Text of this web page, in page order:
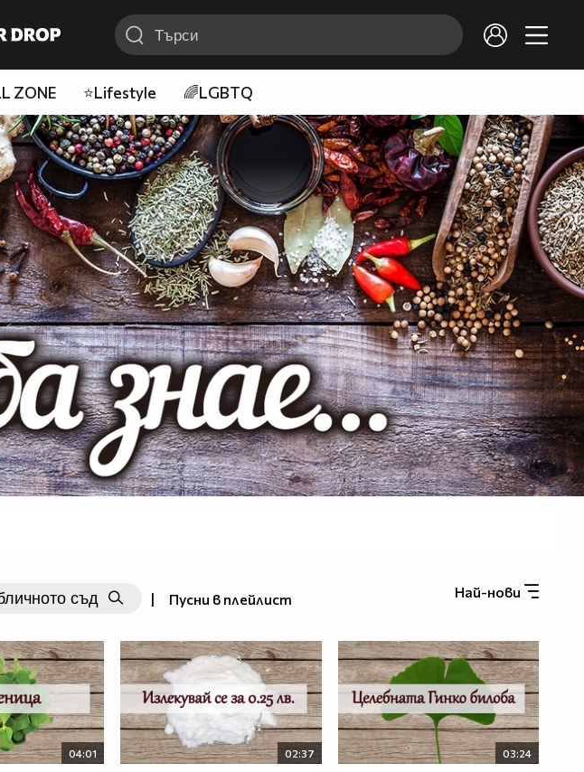
ZONE ⭐Lifestyle 🌈LGBTQ
Най-нови
| Пусни в плейлист
04:01 02:37 03:24